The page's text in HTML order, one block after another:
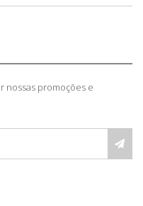
nossas promoções e